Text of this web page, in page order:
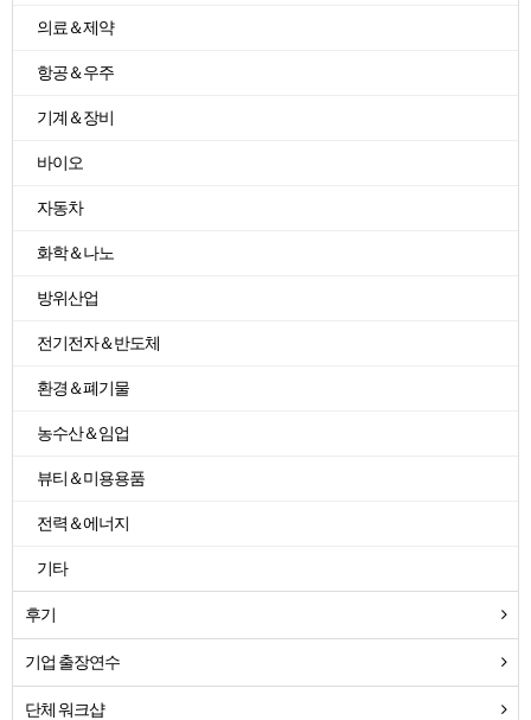
의료＆제약
항공＆우주
기계＆장비
바이오
자동차
화학＆나노
방위산업
전기전자＆반도체
환경＆폐기물
농수산＆임업
뷰티＆미용용품
전력＆에너지
기타
후기
기업 출장연수
단체 워크샵